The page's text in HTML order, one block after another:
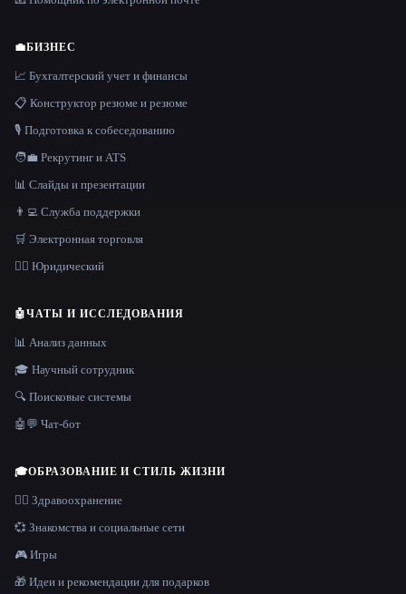
💼БИЗНЕС
📈 Бухгалтерский учет и финансы
📋 Конструктор резюме и резюме
🎙️ Подготовка к собеседованию
🧑‍💼 Рекрутинг и ATS
📊 Слайды и презентации
👨‍💻 Служба поддержки
🛒 Электронная торговля
👩‍⚖️ Юридический
🤖ЧАТЫ И ИССЛЕДОВАНИЯ
📊 Анализ данных
🎓 Научный сотрудник
🔍 Поисковые системы
🤖💬 Чат-бот
🎓ОБРАЗОВАНИЕ И СТИЛЬ ЖИЗНИ
👩‍⚕️ Здравоохранение
💞 Знакомства и социальные сети
🎮 Игры
🎁 Идеи и рекомендации для подарков